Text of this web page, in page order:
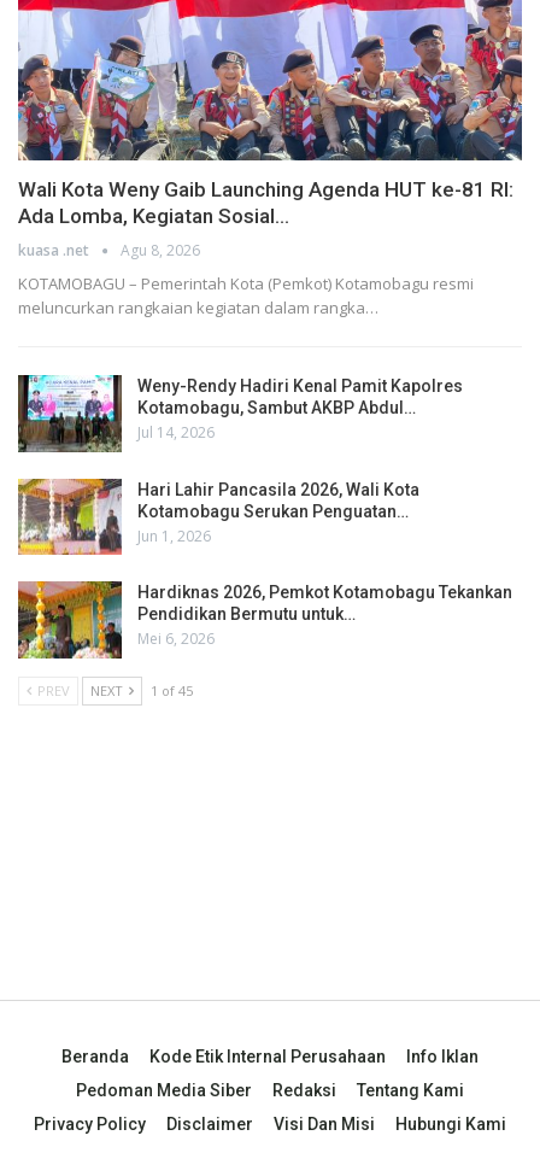
Wali Kota Weny Gaib Launching Agenda HUT ke-81 RI:
Ada Lomba, Kegiatan Sosial…
kuasa .net Agu 8, 2026
KOTAMOBAGU – Pemerintah Kota (Pemkot) Kotamobagu resmi
meluncurkan rangkaian kegiatan dalam rangka…
Weny-Rendy Hadiri Kenal Pamit Kapolres
Kotamobagu, Sambut AKBP Abdul…
Jul 14, 2026
Hari Lahir Pancasila 2026, Wali Kota
Kotamobagu Serukan Penguatan…
Jun 1, 2026
Hardiknas 2026, Pemkot Kotamobagu Tekankan
Pendidikan Bermutu untuk…
Mei 6, 2026
PREV NEXT 1 of 45
Beranda Kode Etik Internal Perusahaan
Info Iklan
Pedoman Media Siber
Redaksi
Tentang Kami
Privacy Policy
Disclaimer Visi Dan Misi Hubungi Kami